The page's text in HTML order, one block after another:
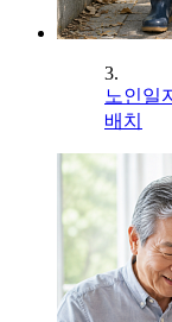
3.
노인일
배치